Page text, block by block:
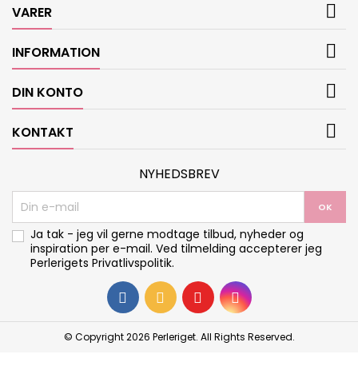
VARER 
INFORMATION 
DIN KONTO 
KONTAKT 
NYHEDSBREV
Ja tak - jeg vil gerne modtage tilbud, nyheder og
inspiration per e-mail. Ved tilmelding accepterer jeg
Perlerigets Privatlivspolitik.
© Copyright 2026 Perleriget. All Rights Reserved.